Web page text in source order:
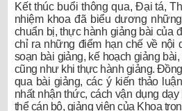
Kết thúc buổi thông qua, Đại tá,
nhiệm khoa đã biểu dương
chuẩn bị, thực hành giảng bài của
chỉ ra những điểm hạn chế về nội
soạn bài giảng, kế hoạch giảng
cũng như khi thực hành giảng.
qua bài giảng, các ý kiến thảo
nhất nhận thức, cách vận dụng
thể cán bộ, giảng viên của Khoa